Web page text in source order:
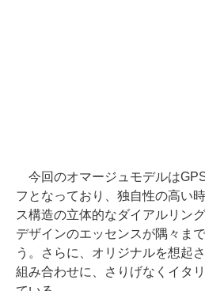
今回のオマージュモデルは
フとなっており、独自性の高い
ス構造の立体的なダイアルリン
デザインのエッセンスが隅々ま
う。さらに、オリジナルを想起
組み合わせに、さりげなくイタ